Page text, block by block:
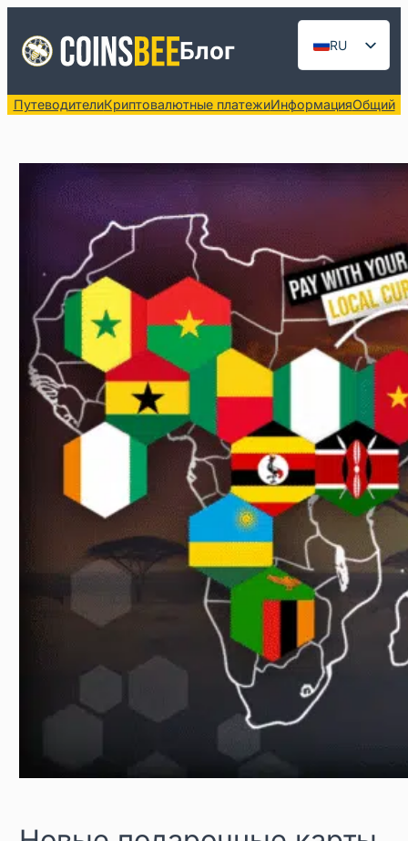
содержимому
Блог RU
DE
ПутеводителиКриптовалютные платежиИнформацияОбщий